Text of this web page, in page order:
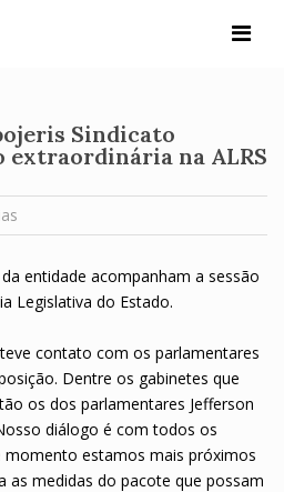
Sindicato
extraordinária na ALRS
entidade acompanham a sessão
Legislativa do Estado.
contato com os parlamentares
Dentre os gabinetes que
os dos parlamentares Jefferson
diálogo é com todos os
momento estamos mais próximos
as medidas do pacote que possam